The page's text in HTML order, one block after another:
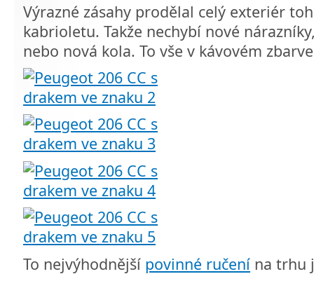
Výrazné zásahy prodělal celý exteriér
kabrioletu. Takže nechybí nové
nebo nová kola. To vše v kávovém
To nejvýhodnější povinné ručení na trhu